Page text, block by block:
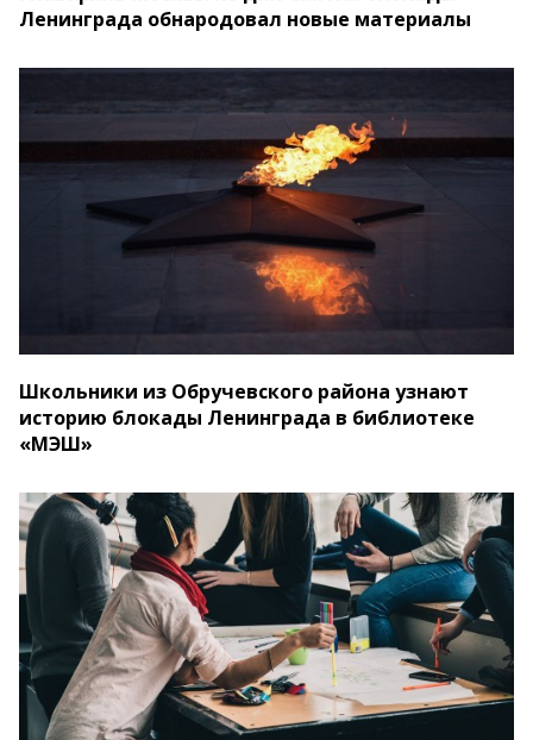
Ленинграда обнародовал новые материалы
Школьники из Обручевского района узнают
историю блокады Ленинграда в библиотеке
«МЭШ»